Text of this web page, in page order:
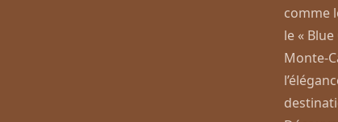
comme
le « Blue
Monte-